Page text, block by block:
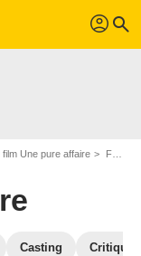
profil search
film Une pure affaire François Damiens & Pascale Arbillot
Casting